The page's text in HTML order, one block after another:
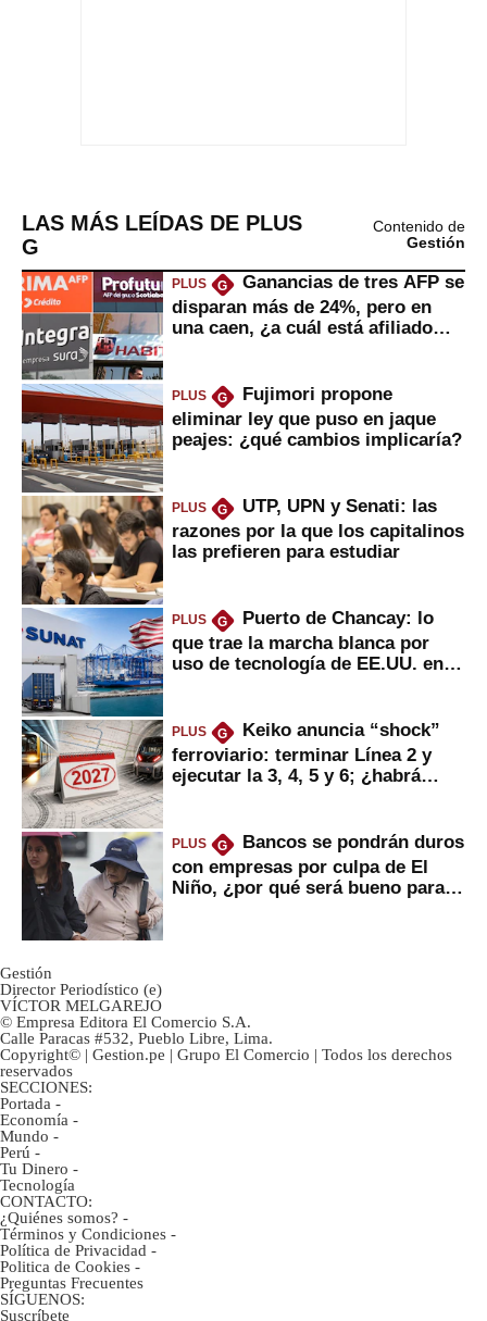
LAS MÁS LEÍDAS DE PLUS
G
Contenido de
Gestión
PLUS G
Ganancias de tres AFP se
disparan más de 24%, pero en
una caen, ¿a cuál está afiliado
PLUS G
Fujimori propone
eliminar ley que puso en jaque
peajes: ¿qué cambios implicaría?
PLUS G
UTP, UPN y Senati: las
razones por la que los capitalinos
las prefieren para estudiar
PLUS G
Puerto de Chancay: lo
que trae la marcha blanca por
uso de tecnología de EE.UU. en
PLUS G
Keiko anuncia “shock”
ferroviario: terminar Línea 2 y
ejecutar la 3, 4, 5 y 6; ¿habrá
PLUS G
Bancos se pondrán duros
con empresas por culpa de El
Niño, ¿por qué será bueno para
Gestión
Director Periodístico (e)
VÍCTOR MELGAREJO
© Empresa Editora El Comercio S.A.
Calle Paracas #532, Pueblo Libre, Lima.
Copyright© | Gestion.pe | Grupo El Comercio | Todos los derechos
reservados
SECCIONES:
Portada -
Economía -
Mundo -
Perú -
Tu Dinero -
Tecnología
CONTACTO:
¿Quiénes somos? -
Términos y Condiciones -
Política de Privacidad -
Politica de Cookies -
Preguntas Frecuentes
SÍGUENOS:
Suscríbete